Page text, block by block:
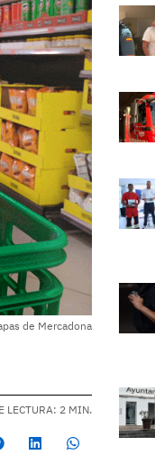
de Mercadona
LECTURA: 2 MIN.